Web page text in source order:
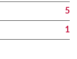
5
1